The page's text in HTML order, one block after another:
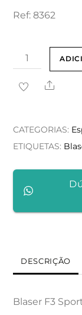
Ref: 8362
Quantidade
de
Blaser
Pares
de
Share
CATEGORIAS:
ETIQUETAS:
DESCRIÇÃO
Blaser F3